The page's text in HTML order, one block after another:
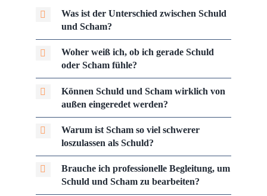
Was ist der Unterschied zwischen Schuld
und Scham?
Woher weiß ich, ob ich gerade Schuld
oder Scham fühle?
Können Schuld und Scham wirklich von
außen eingeredet werden?
Warum ist Scham so viel schwerer
loszulassen als Schuld?
Brauche ich professionelle Begleitung, um
Schuld und Scham zu bearbeiten?